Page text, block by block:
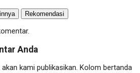
Rekomendasi
Anda
kami publikasikan. Kolom bertanda